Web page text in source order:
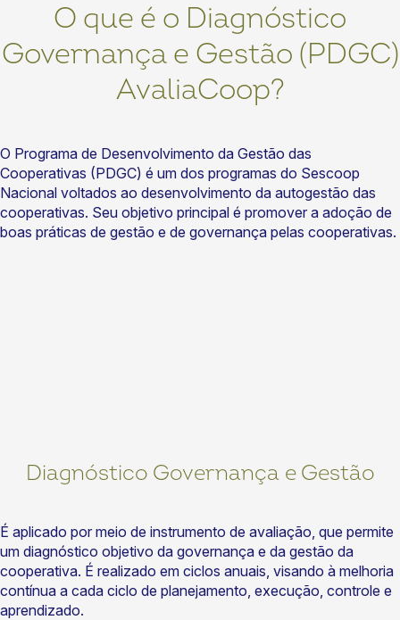
O que é o Diagnóstico
Governança e Gestão (PDGC)
AvaliaCoop?
O Programa de Desenvolvimento da Gestão das
Cooperativas (PDGC) é um dos programas do Sescoop
Nacional voltados ao desenvolvimento da autogestão das
cooperativas. Seu objetivo principal é promover a adoção de
boas práticas de gestão e de governança pelas cooperativas.
Diagnóstico Governança e Gestão
É aplicado por meio de instrumento de avaliação, que permite
um diagnóstico objetivo da governança e da gestão da
cooperativa. É realizado em ciclos anuais, visando à melhoria
contínua a cada ciclo de planejamento, execução, controle e
aprendizado.